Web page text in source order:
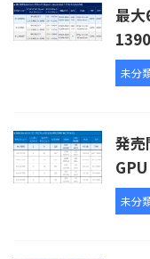
最
未分
発
未分